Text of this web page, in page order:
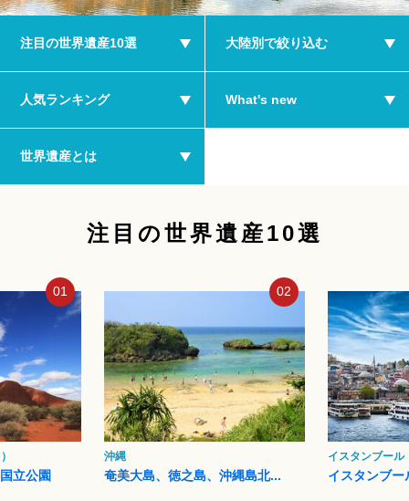
注目の世界遺産10選 大陸別で絞り込む
人気ランキング What's new
世界遺産とは
注目の世界遺産10選
01
立公園
02
沖縄
奄美大島、徳之島、沖縄島北...
イスタンブール
イスタンブー